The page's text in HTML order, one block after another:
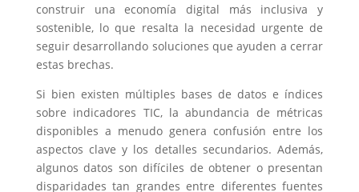
construir una economía digital más inclusiva y
sostenible, lo que resalta la necesidad urgente de
seguir desarrollando soluciones que ayuden a cerrar
estas brechas.
Si bien existen múltiples bases de datos e índices
sobre indicadores TIC, la abundancia de métricas
disponibles a menudo genera confusión entre los
aspectos clave y los detalles secundarios. Además,
algunos datos son difíciles de obtener o presentan
disparidades tan grandes entre diferentes fuentes